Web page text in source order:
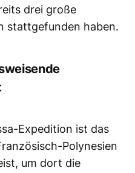
drei große
stattgefunden haben.
Expedition ist das
Polynesien
um dort die